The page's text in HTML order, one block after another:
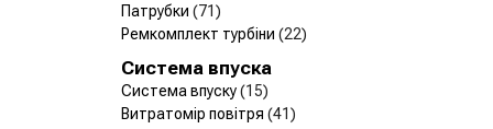
Патрубки (71)
Ремкомплект турбіни (22)
Система впуска
Система впуску(15)
Витратомір повітря (41)